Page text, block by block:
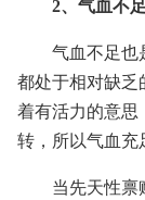
2、气血不足
气血不足也
都处于相对缺乏
着有活力的意思
转，所以气血充
当先天性禀